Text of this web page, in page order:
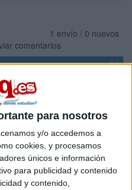
para nosotros
y/o accedemos a
cookies, y procesamos
únicos e información
para publicidad y contenido
y contenido,
1 envío / 0 nuevos
comentarios
#1
va a estudiar medicina o
sevilla el año que viene osea
las carreras mas probables
las vaya a hacer y me
contestaciones